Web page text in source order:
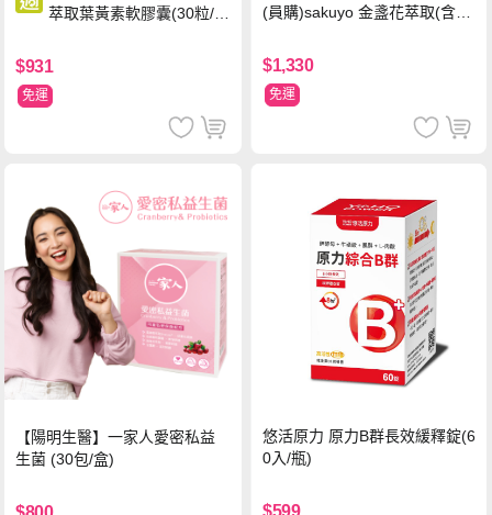
萃取葉黃素軟膠囊(30粒/
$931
免運
(員購)sakuyo 金盞花萃取(含葉
瓶)
$1,330
免運
【陽明生醫】一家人愛密私益
生菌 (30包/盒)
悠活原力 原力B群長效緩釋錠(6
0入/瓶)